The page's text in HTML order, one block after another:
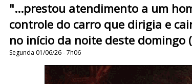
"...prestou atendimento a um
controle do carro que dirigia e
no início da noite deste domingo
Segunda 01/06/26 - 7h06